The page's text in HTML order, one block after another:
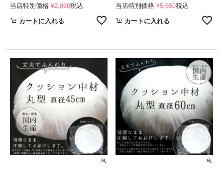
当店特別価格 ¥2,090税込
カートに入れる
当店特別価格 ¥5,650税込
カートに入れる